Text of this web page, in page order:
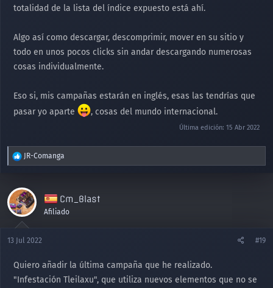
totalidad de la lista del índice expuesto está ahí.
Algo así como descargar, descomprimir, mover en su sitio y
todo en unos pocos clicks sin andar descargando numerosas
cosas individualmente.
Eso si, mis campañas estarán en inglés, esas las tendrías que
pasar yo aparte
, cosas del mundo internacional.
Última edición: 15 Abr 2022
R
e
c
c
i
o
e
:
JR-Comanga
Cm_Blast
Afiliado
13 Jul 2022 #19
Quiero añadir la última campaña que he realizado.
"Infestación Tleilaxu", que utiliza nuevos elementos que no se